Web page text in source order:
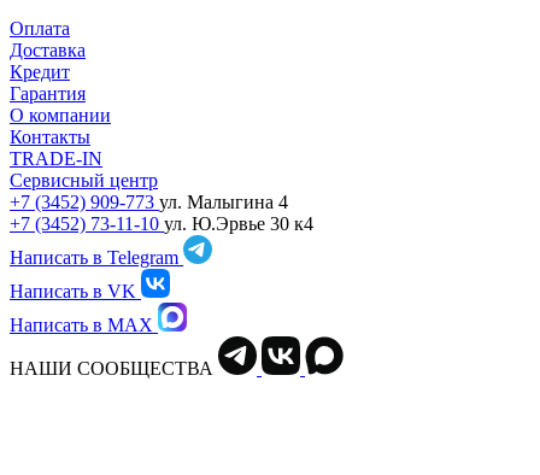
Оплата
Доставка
Кредит
Гарантия
О компании
Контакты
TRADE-IN
Сервисный центр
+7 (3452) 909-773 ул. Малыгина 4
+7 (3452) 73-11-10 ул. Ю.Эрвье 30 к4
Написать в Telegram
Написать в VK
Написать в MAX
НАШИ СООБЩЕСТВА